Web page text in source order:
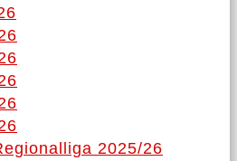
2025/26